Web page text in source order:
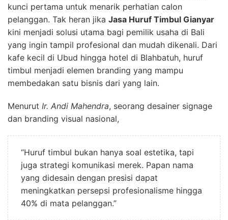
kunci pertama untuk menarik perhatian calon
pelanggan. Tak heran jika Jasa Huruf Timbul Gianyar
kini menjadi solusi utama bagi pemilik usaha di Bali
yang ingin tampil profesional dan mudah dikenali. Dari
kafe kecil di Ubud hingga hotel di Blahbatuh, huruf
timbul menjadi elemen branding yang mampu
membedakan satu bisnis dari yang lain.
Menurut Ir. Andi Mahendra, seorang desainer signage
dan branding visual nasional,
“Huruf timbul bukan hanya soal estetika, tapi
juga strategi komunikasi merek. Papan nama
yang didesain dengan presisi dapat
meningkatkan persepsi profesionalisme hingga
40% di mata pelanggan.”